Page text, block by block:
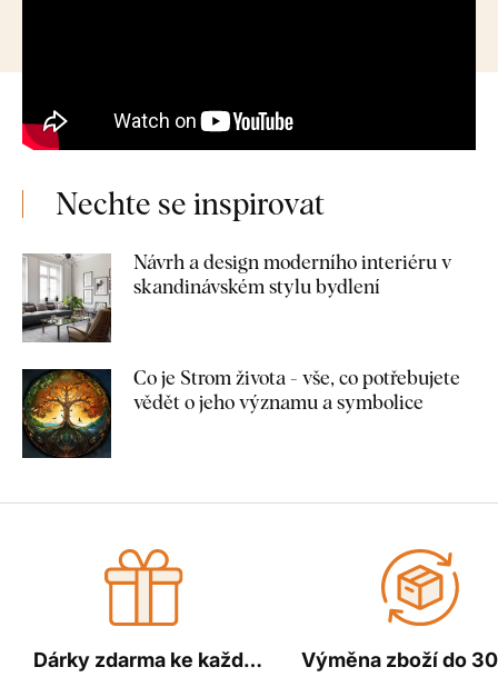
Nechte se inspirovat
Návrh a design moderního interiéru v
skandinávském stylu bydlení
Co je Strom života - vše, co potřebujete
vědět o jeho významu a symbolice
Dárky zdarma ke každé
Výměna zboží do